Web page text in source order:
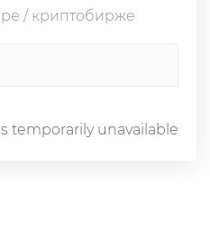
/ криптобирже
temporarily unavailable